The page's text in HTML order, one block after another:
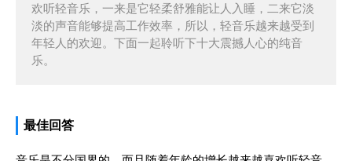
欢听轻音乐，一来是它轻柔舒雅能让人入睡，二来它淡
淡的声音能够提高工作效率，所以，轻音乐越来越受到
年轻人的欢迎。下面一起聆听下十大震撼人心的纯音
乐。
最佳回答